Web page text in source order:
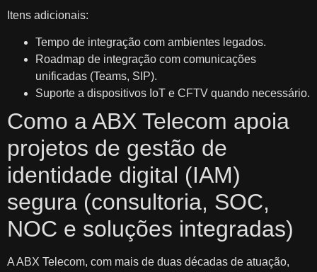
Itens adicionais:
Tempo de integração com ambientes legados.
Roadmap de integração com comunicações
unificadas (Teams, SIP).
Suporte a dispositivos IoT e CFTV quando necessário.
Como a ABX Telecom apoia
projetos de gestão de
identidade digital (IAM)
segura (consultoria, SOC,
NOC e soluções integradas)
A ABX Telecom, com mais de duas décadas de atuação,